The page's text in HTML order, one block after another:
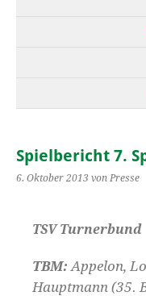
Spielbericht 7.
6. Oktober 2013 von Presse
TSV
TBM: Appelon,
Hauptmann (35.